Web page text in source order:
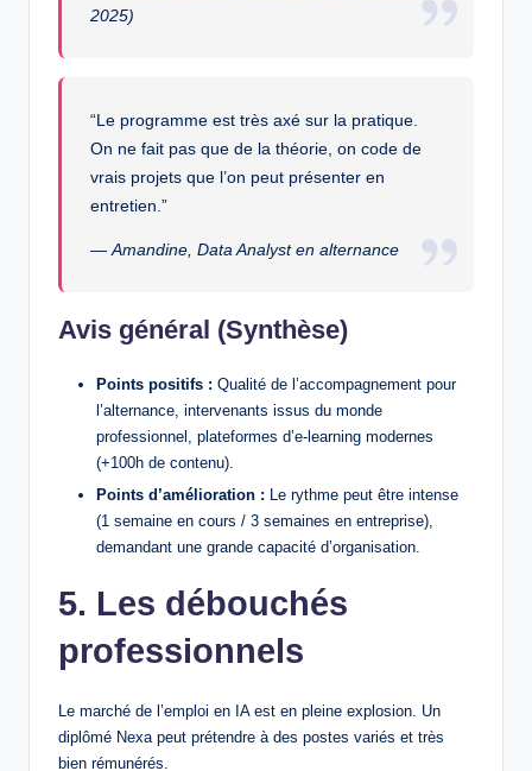
2025)
“Le programme est très axé sur la pratique.
On ne fait pas que de la théorie, on code de
vrais projets que l’on peut présenter en
entretien.”
—Amandine, Data Analyst en alternance
Avis général (Synthèse)
Points positifs : Qualité de l’accompagnement pour
l’alternance, intervenants issus du monde
professionnel, plateformes d’e-learning modernes
(+100h de contenu).
Points d’amélioration : Le rythme peut être intense
(1 semaine en cours / 3 semaines en entreprise),
demandant une grande capacité d’organisation.
5. Les débouchés
professionnels
Le marché de l’emploi en IA est en pleine explosion. Un
diplômé Nexa peut prétendre à des postes variés et très
bien rémunérés.